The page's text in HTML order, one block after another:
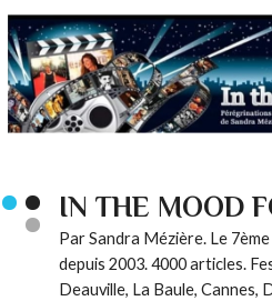
IN THE MOOD
Par Sandra Mézière. Le
depuis 2003. 4000 articles.
Deauville, La Baule, Cannes,